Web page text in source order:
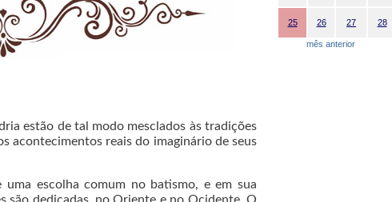
estão de tal modo mesclados às tradições
acontecimentos reais do imaginário de seus
escolha comum no batismo, e em sua
25 26 27 28
mês anterior